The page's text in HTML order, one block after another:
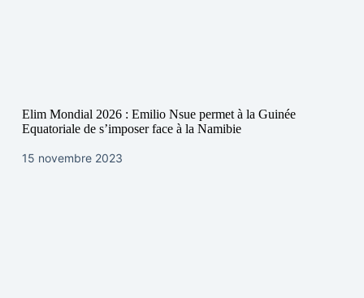
Elim Mondial 2026 : Emilio Nsue permet à la Guinée
Equatoriale de s’imposer face à la Namibie
15 novembre 2023